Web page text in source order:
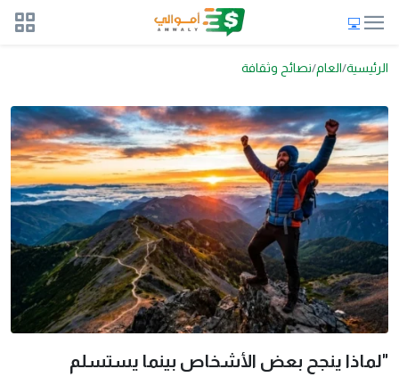
الرئيسية العام نصائح وثقافة
"لماذا ينجح بعض الأشخاص بينما يستسلم